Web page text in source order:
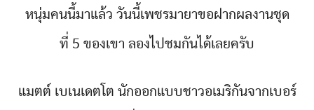
หนุ่มคนนี้มาแล้ว วันนี้เพชรมายาขอฝากผลงานชุด
ที่ 5 ของเขา ลองไปชมกันได้เลยครับ
แมตต์ เบเนเดตโต นักออกแบบชาวอเมริกันจากเบอร์